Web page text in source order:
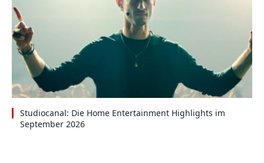
Studiocanal: Die Home Entertainment Highlights im
September 2026